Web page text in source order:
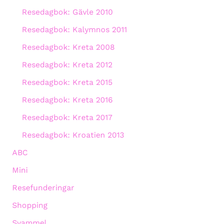
Resedagbok: Gävle 2010
Resedagbok: Kalymnos 2011
Resedagbok: Kreta 2008
Resedagbok: Kreta 2012
Resedagbok: Kreta 2015
Resedagbok: Kreta 2016
Resedagbok: Kreta 2017
Resedagbok: Kroatien 2013
ABC
Mini
Resefunderingar
Shopping